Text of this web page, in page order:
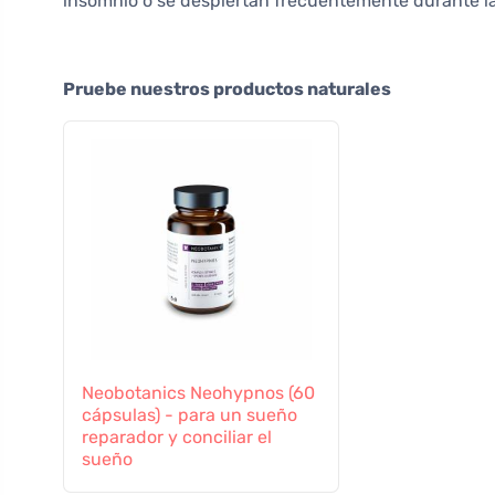
Pruebe nuestros productos naturales
Neobotanics Neohypnos (60
cápsulas) - para un sueño
reparador y conciliar el
sueño